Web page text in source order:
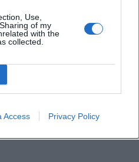
Use,
of my
with the
collected.
Access Privacy Policy
angeboten
bei Regen statt